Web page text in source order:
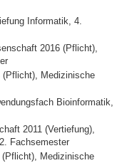
Informatik, 4.
2016 (Pflicht),
(Pflicht), Medizinische
Bioinformatik,
2011 (Vertiefung),
Fachsemester
Medizinische